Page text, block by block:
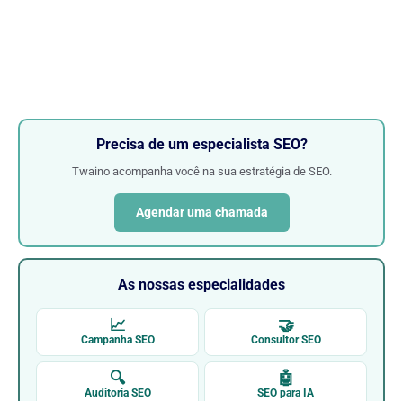
Precisa de um especialista SEO?
Twaino acompanha você na sua estratégia de SEO.
Agendar uma chamada
As nossas especialidades
📈
Campanha SEO
🤝
Consultor SEO
🔍
Auditoria SEO
🤖
SEO para IA